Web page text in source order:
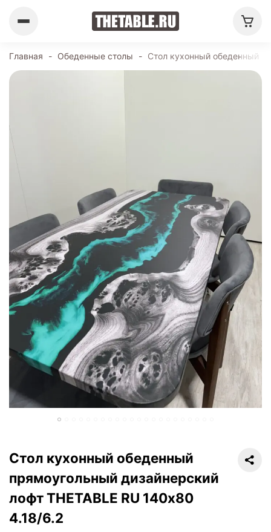
Главная - Обеденные столы - Стол кухонный обеденный
Стол кухонный обеденный
прямоугольный дизайнерский
лофт THETABLE RU 140х80
4.18/6.2